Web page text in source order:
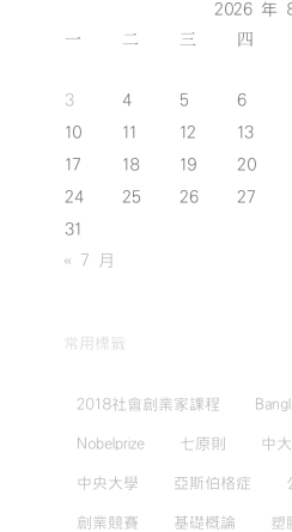
2026 年
一 二 三 四
3
4 5 6
10
11 12 13
17
18 19 20
24
25 26 27
31
« 7 月
常用標籤
2018社會創業家課程
Nobelprize 七原則 中
中央大學 亞斯伯格症
創業競賽 基礎概論 塑